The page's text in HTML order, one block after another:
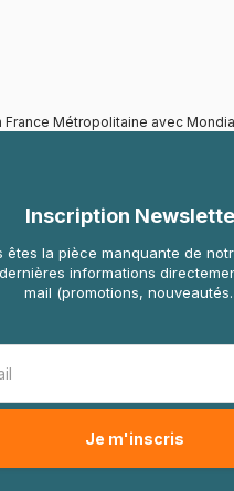
Métropolitaine avec
Inscription
êtes la pièce manquante de
informations
mail (promotions,